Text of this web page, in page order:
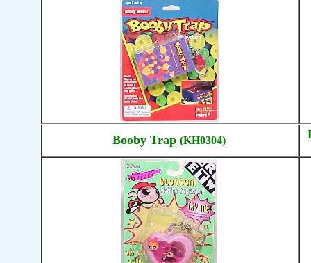
Booby Trap(KH0304)